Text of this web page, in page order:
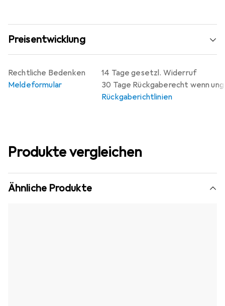
Preisentwicklung
14 Tage gesetzl. Widerruf
30 Tage Rückgaberecht wenn
Rückgaberichtlinien
Rechtliche Bedenken
Meldeformular
Produkte vergleichen
Ähnliche Produkte